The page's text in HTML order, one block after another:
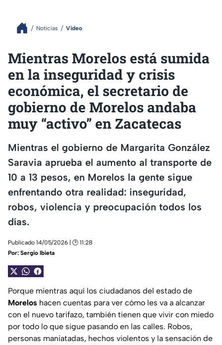
Noticias Video
Mientras Morelos está sumida
en la inseguridad y crisis
económica, el secretario de
gobierno de Morelos andaba
muy “activo” en Zacatecas
Mientras el gobierno de Margarita González
Saravia aprueba el aumento al transporte de
10 a 13 pesos, en Morelos la gente sigue
enfrentando otra realidad: inseguridad,
robos, violencia y preocupación todos los
días.
Publicado 14/05/2026 | 🕑 11:28
Por: Sergio Ibieta
Porque mientras aquí los ciudadanos del estado de
Morelos hacen cuentas para ver cómo les va a alcanzar
con el nuevo tarifazo, también tienen que vivir con miedo
por todo lo que sigue pasando en las calles. Robos,
personas maniatadas, hechos violentos y la sensación de